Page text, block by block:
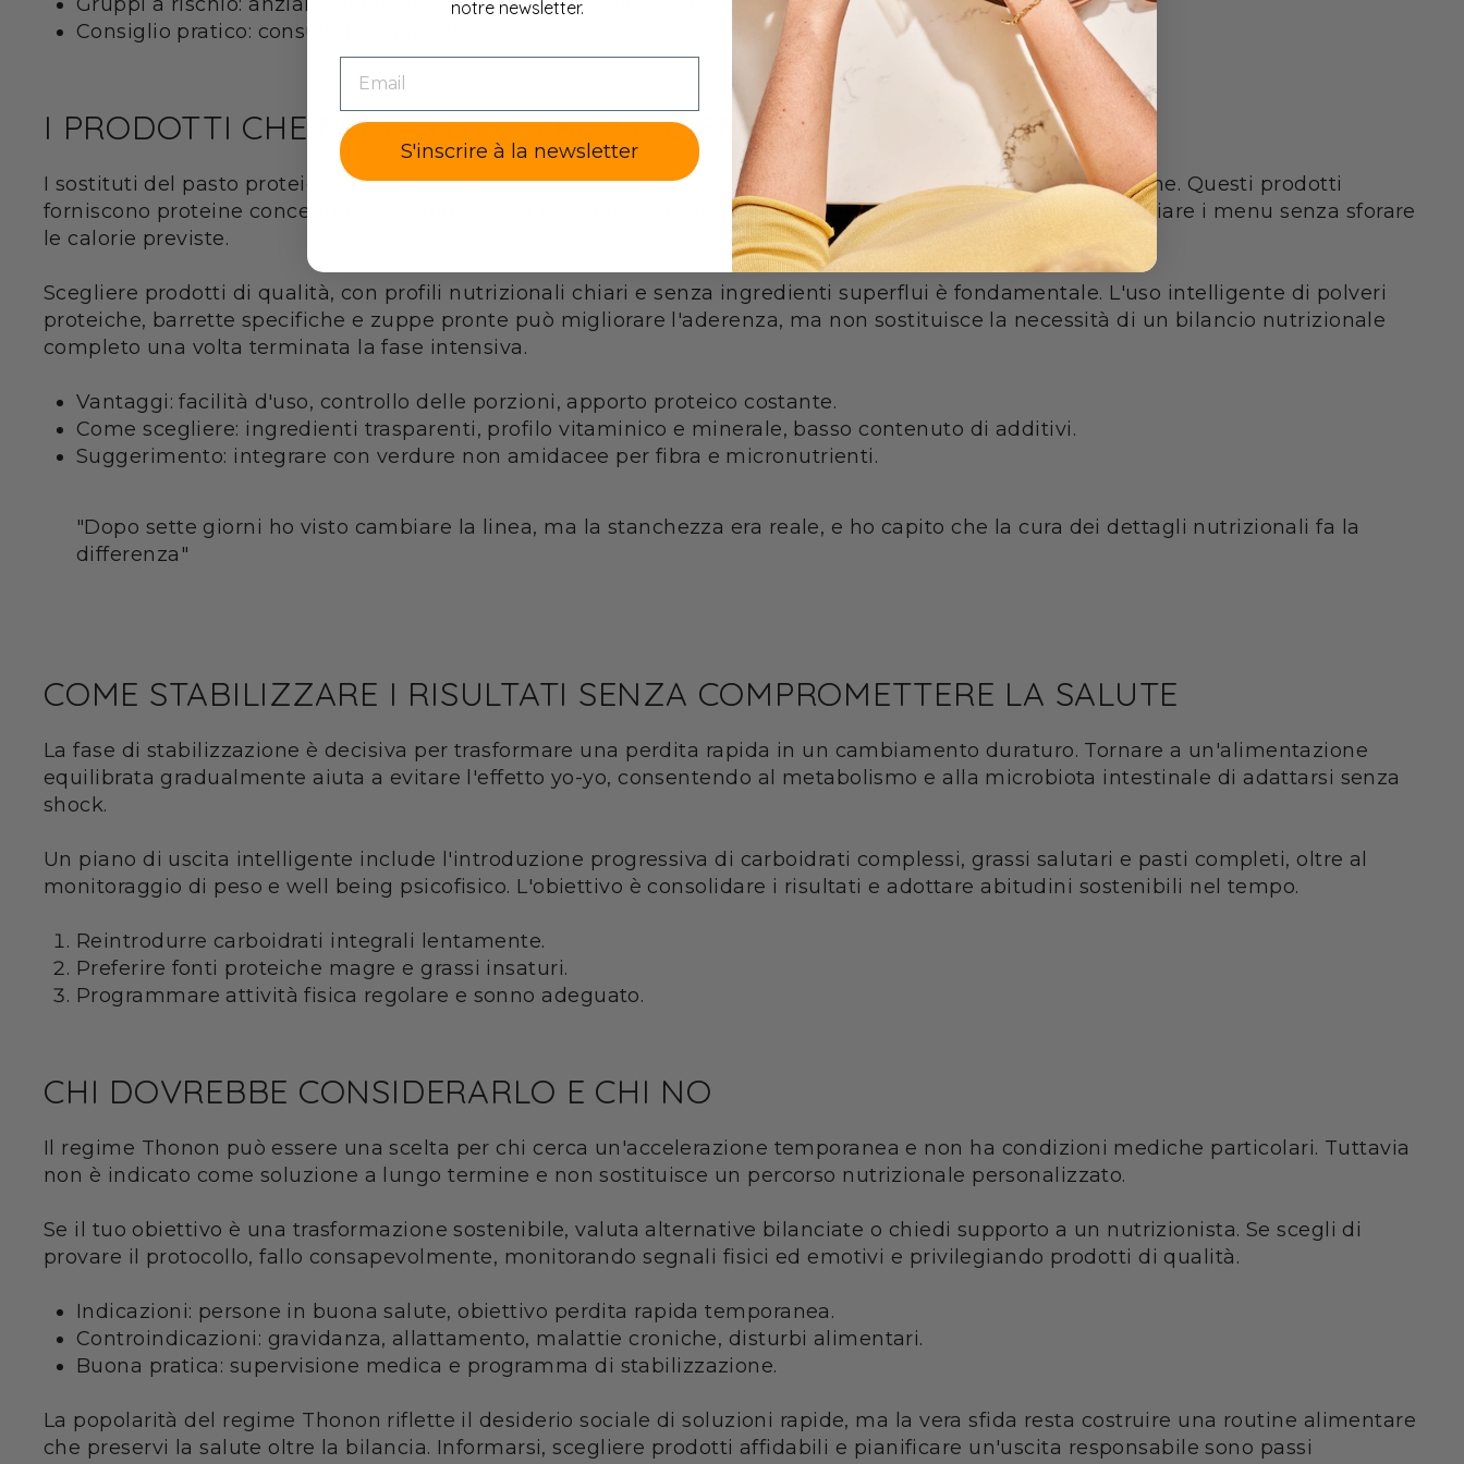
Consiglio pratico: consultare un medico prima di iniziare.
I PRODOTTI CHE FANNO DAVVERO LA DIFFERENZA
I sostituti del pasto proteici sono spesso l'elemento centrale per rispettare le rigide soglie caloriche del regime. Questi prodotti
forniscono proteine concentrate, vitamine e sali minerali, contribuendo a mantenere la massa magra e a variare i menu senza sforare
le calorie previste.
Scegliere prodotti di qualità, con profili nutrizionali chiari e senza ingredienti superflui è fondamentale. L'uso intelligente di polveri
proteiche, barrette specifiche e zuppe pronte può migliorare l'aderenza, ma non sostituisce la necessità di un bilancio nutrizionale
completo una volta terminata la fase intensiva.
Vantaggi: facilità d'uso, controllo delle porzioni, apporto proteico costante.
Come scegliere: ingredienti trasparenti, profilo vitaminico e minerale, basso contenuto di additivi.
Suggerimento: integrare con verdure non amidacee per fibra e micronutrienti.
"Dopo sette giorni ho visto cambiare la linea, ma la stanchezza era reale, e ho capito che la cura dei dettagli nutrizionali fa la
differenza"
COME STABILIZZARE I RISULTATI SENZA COMPROMETTERE LA SALUTE
La fase di stabilizzazione è decisiva per trasformare una perdita rapida in un cambiamento duraturo. Tornare a un'alimentazione
equilibrata gradualmente aiuta a evitare l'effetto yo-yo, consentendo al metabolismo e alla microbiota intestinale di adattarsi senza
shock.
Un piano di uscita intelligente include l'introduzione progressiva di carboidrati complessi, grassi salutari e pasti completi, oltre al
monitoraggio di peso e well being psicofisico. L'obiettivo è consolidare i risultati e adottare abitudini sostenibili nel tempo.
Reintrodurre carboidrati integrali lentamente.
Preferire fonti proteiche magre e grassi insaturi.
Programmare attività fisica regolare e sonno adeguato.
CHI DOVREBBE CONSIDERARLO E CHI NO
Il regime Thonon può essere una scelta per chi cerca un'accelerazione temporanea e non ha condizioni mediche particolari. Tuttavia
non è indicato come soluzione a lungo termine e non sostituisce un percorso nutrizionale personalizzato.
Se il tuo obiettivo è una trasformazione sostenibile, valuta alternative bilanciate o chiedi supporto a un nutrizionista. Se scegli di
provare il protocollo, fallo consapevolmente, monitorando segnali fisici ed emotivi e privilegiando prodotti di qualità.
Indicazioni: persone in buona salute, obiettivo perdita rapida temporanea.
Controindicazioni: gravidanza, allattamento, malattie croniche, disturbi alimentari.
Buona pratica: supervisione medica e programma di stabilizzazione.
La popolarità del regime Thonon riflette il desiderio sociale di soluzioni rapide, ma la vera sfida resta costruire una routine alimentare
che preservi la salute oltre la bilancia. Informarsi, scegliere prodotti affidabili e pianificare un'uscita responsabile sono passi
notre newsletter.
S'inscrire à la newsletter